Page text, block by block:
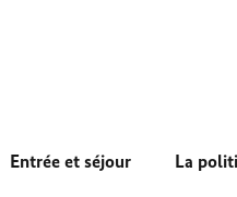
Entrée et séjour La